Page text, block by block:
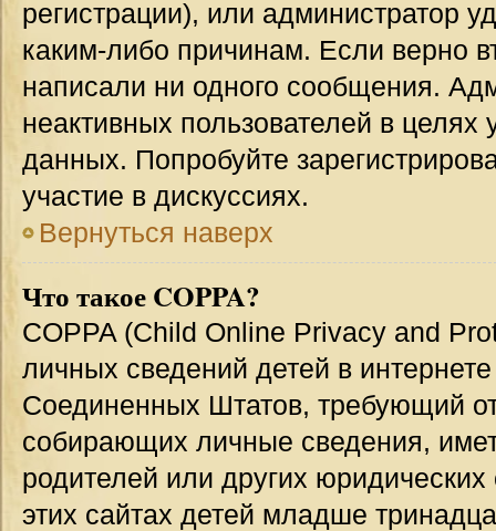
регистрации), или администратор
каким-либо причинам. Если верно
написали ни одного сообщения.
неактивных пользователей в
данных. Попробуйте
участие в дискуссиях.
Вернуться наверх
Что такое COPPA?
COPPA (Child Online Privacy and
личных сведений детей в
Соединенных Штатов, требующий
собирающих личные сведения,
родителей или других
этих сайтах детей младше